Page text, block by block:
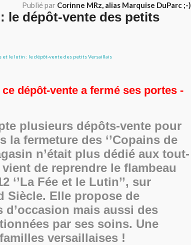
Publié par Corinne MRz, alias Marquise DuParc ;-)
le dépôt-vente des petits
dépôt-vente a fermé ses portes -
plusieurs dépôts-vente pour
la fermeture des ‘’Copains de
n’était plus dédié aux tout-
de reprendre le flambeau
‘’La Fée et le Lutin’’, sur
Siècle. Elle propose de
d’occasion mais aussi des
par ses soins. Une
versaillaises !